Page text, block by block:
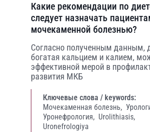
Какие рекомендации по
следует назначать
мочекаменной болезнью?
Согласно полученным данным,
богатая кальцием и калием,
эффективной мерой в
развития МКБ
Ключевые слова / keywords:
Мочекаменная болезнь,
Уронефрология, Urolithiasis,
Uronefrologiya